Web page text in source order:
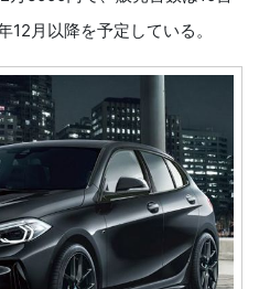
月以降を予定している。